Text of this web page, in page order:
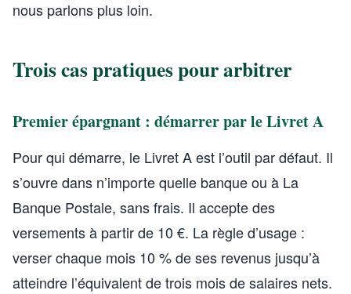
nous parlons plus loin.
Trois cas pratiques pour arbitrer
Premier épargnant : démarrer par le Livret A
Pour qui démarre, le Livret A est l’outil par défaut. Il
s’ouvre dans n’importe quelle banque ou à La
Banque Postale, sans frais. Il accepte des
versements à partir de 10 €. La règle d’usage :
verser chaque mois 10 % de ses revenus jusqu’à
atteindre l’équivalent de trois mois de salaires nets.